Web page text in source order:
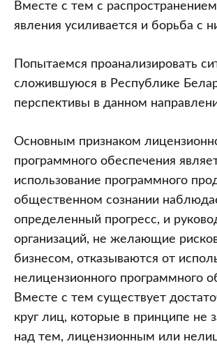
Вместе с тем с
явления усиливается и борьба с
Попытаемся проанализировать
сложившуюся в Республике
перспективы в данном
Основным признаком
программного обеспечения
использование программного
общественном сознании
определенный прогресс, и
организаций, не желающие
бизнесом, отказываются от
нелицензионного программного
Вместе с тем существует
круг лиц, которые в принципе не
над тем, лицензионным или